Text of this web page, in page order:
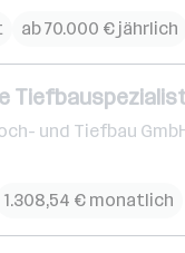
ab 70.000 € jährlich
und Tiefbau
1.308,54 € monatlich